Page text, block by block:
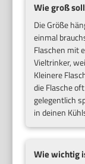
Wie groß
Die Größe
einmal
Flaschen mit
Vieltrinker,
Kleinere
die Flasche
gelegentlich
in deinen
Wie wichtig